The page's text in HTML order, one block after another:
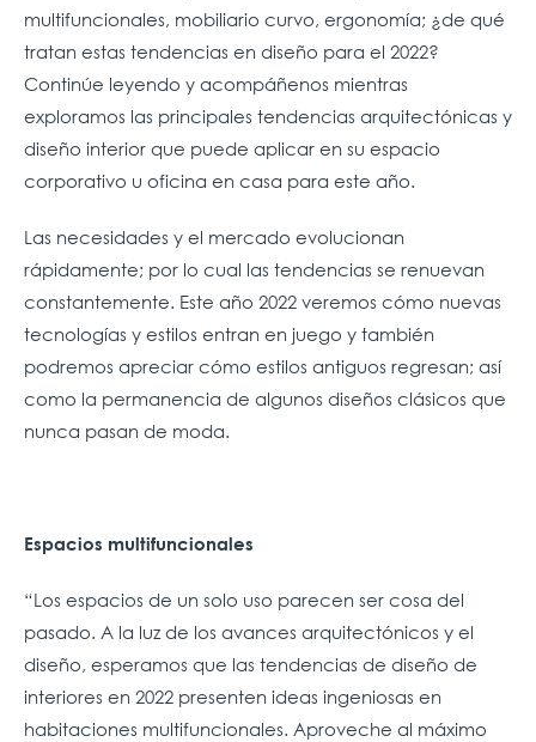
multifuncionales, mobiliario curvo, ergonomía; ¿de qué
tratan estas tendencias en diseño para el 2022?
Continúe leyendo y acompáñenos mientras
exploramos las principales tendencias arquitectónicas y
diseño interior que puede aplicar en su espacio
corporativo u oficina en casa para este año.
Las necesidades y el mercado evolucionan
rápidamente; por lo cual las tendencias se renuevan
constantemente. Este año 2022 veremos cómo nuevas
tecnologías y estilos entran en juego y también
podremos apreciar cómo estilos antiguos regresan; así
como la permanencia de algunos diseños clásicos que
nunca pasan de moda.
Espacios multifuncionales
“Los espacios de un solo uso parecen ser cosa del
pasado. A la luz de los avances arquitectónicos y el
diseño, esperamos que las tendencias de diseño de
interiores en 2022 presenten ideas ingeniosas en
habitaciones multifuncionales. Aproveche al máximo